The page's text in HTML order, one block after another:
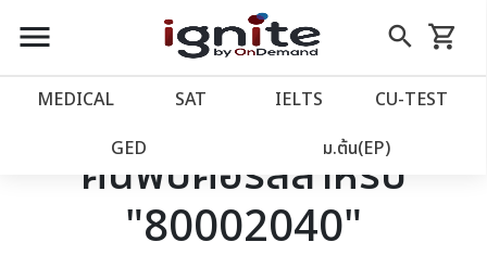
close
account_balance หน้าแรก
เว็บไซต์อิกไนท์
โปรโมชั่น
menu search
Skip
to
shopping_cart
รถเข็น
MEDICAL SAT IELTS CU‑TEST
GED ม.ต้น(EP)
ค้นพบคอร์สสำหรับ
"80002040"